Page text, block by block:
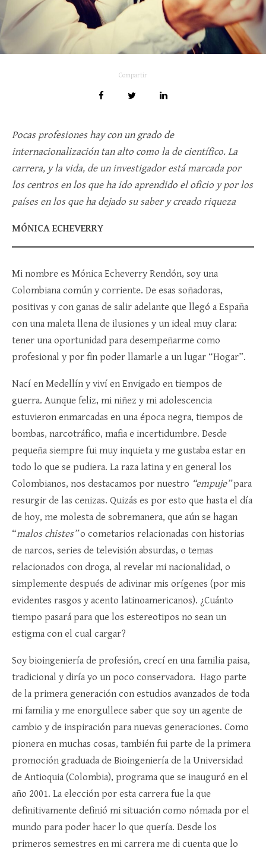
Compartir
Pocas profesiones hay con un grado de
internacionalización tan alto como la de científico. La
carrera, y la vida, de un investigador está marcada por
los centros en los que ha ido aprendido el oficio y por los
países en los que ha dejado su saber y creado riqueza
MÓNICA ECHEVERRY
Mi nombre es Mónica Echeverry Rendón, soy una
Colombiana común y corriente. De esas soñadoras,
positivas y con ganas de salir adelante que llegó a España
con una maleta llena de ilusiones y un ideal muy clara:
tener una oportunidad para desempeñarme como
profesional y por fin poder llamarle a un lugar “Hogar”.
Nací en Medellín y viví en Envigado en tiempos de
guerra. Aunque feliz, mi niñez y mi adolescencia
estuvieron enmarcadas en una época negra, tiempos de
bombas, narcotráfico, mafia e incertidumbre. Desde
pequeña siempre fui muy inquieta y me gustaba estar en
todo lo que se pudiera. La raza latina y en general los
Colombianos, nos destacamos por nuestro “empuje”para
resurgir de las cenizas. Quizás es por esto que hasta el día
de hoy, me molesta de sobremanera, que aún se hagan
“malos chistes”o cometarios relacionadas con historias
de narcos, series de televisión absurdas, o temas
relacionados con droga, al revelar mi nacionalidad, o
simplemente después de adivinar mis orígenes (por mis
evidentes rasgos y acento latinoamericanos). ¿Cuánto
tiempo pasará para que los estereotipos no sean un
estigma con el cual cargar?
Soy bioingeniería de profesión, crecí en una familia paisa,
tradicional y diría yo un poco conservadora. Hago parte
de la primera generación con estudios avanzados de toda
mi familia y me enorgullece saber que soy un agente de
cambio y de inspiración para nuevas generaciones. Como
pionera en muchas cosas, también fui parte de la primera
promoción graduada de Bioingeniería de la Universidad
de Antioquia (Colombia), programa que se inauguró en el
año 2001. La elección por esta carrera fue la que
definitivamente definió mi situación como nómada por el
mundo para poder hacer lo que quería. Desde los
primeros semestres en mi carrera me di cuenta que lo